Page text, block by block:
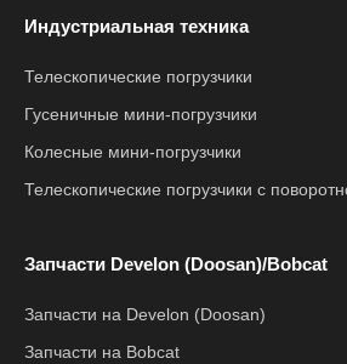
Индустриальная техника
Телескопические погрузчики
Гусеничные мини-погрузчики
Колесные мини-погрузчики
Телескопические погрузчики с
Запчасти Develon (Doosan)/Bobcat
Запчасти на Develon (Doosan)
Запчасти на Bobcat